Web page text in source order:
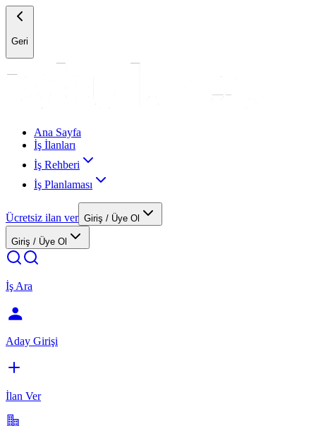
Geri
Ana Sayfa
İş İlanları
İş Rehberi
İş Planlaması
Ücretsiz ilan ver Giriş / Üye Ol
Giriş / Üye Ol
İş Ara
Aday Girişi
İlan Ver